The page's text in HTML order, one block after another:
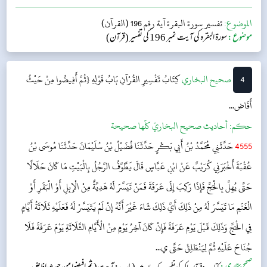
مراد حضرت عمر ؓ ہیں (کیونکہ ان کی رائے حج تمتع کے خلاف تھی)۔...
الموضوع:تفسير سورة البقرة آية رقم 196 (القرآن)
موضوع:سورۃ البقرہ کی آیت نمبر 196 کی تفسیر (قرآن)
4 ‌‌صحيح البخاريكِتَابُ تَفْسِيرِ القُرْآنِبَابُ قَوْلِهِ {ثُمَّ أَفِيضُوا مِنْ حَيْثُ
أَفَاض...
حکم:أحاديث صحيح البخاريّ كلّها صحيحة
4555حَدَّثَنِي مُحَمَّدُ بْنُ أَبِي بَكْرٍ حَدَّثَنَا فُضَيْلُ بْنُ سُلَيْمَانَ حَدَّثَنَا مُوسَى بْنُ
عُقْبَةَ أَخْبَرَنِي كُرَيْبٌ عَنْ ابْنِ عَبَّاسٍ قَالَ يَطَّوَّفُ الرَّجُلُ بِالْبَيْتِ مَا كَانَ حَلَالًا
حَتَّى يُهِلَّ بِالْحَجِّ فَإِذَا رَكِبَ إِلَى عَرَفَةَ فَمَنْ تَيَسَّرَ لَهُ هَدِيَّةٌ مِنْ الْإِبِلِ أَوْ الْبَقَرِ أَوْ
الْغَنَمِ مَا تَيَسَّرَ لَهُ مِنْ ذَلِكَ أَيَّ ذَلِكَ شَاءَ غَيْرَ أَنَّهُ إِنْ لَمْ يَتَيَسَّرْ لَهُ فَعَلَيْهِ ثَلَاثَةُ أَيَّامٍ
فِي الْحَجِّ وَذَلِكَ قَبْلَ يَوْمِ عَرَفَةَ فَإِنْ كَانَ آخِرُ يَوْمٍ مِنْ الْأَيَّامِ الثَّلَاثَةِ يَوْمَ عَرَفَةَ فَلَا
جُنَاحَ عَلَيْهِ ثُمَّ لِيَنْطَلِقْ حَتَّى ي...